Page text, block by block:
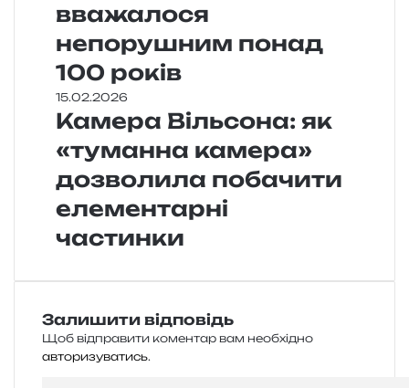
вважалося
непорушним понад
100 років
15.02.2026
Камера Вільсона: як
«туманна камера»
дозволила побачити
елементарні
частинки
Залишити відповідь
Щоб відправити коментар вам необхідно
авторизуватись.